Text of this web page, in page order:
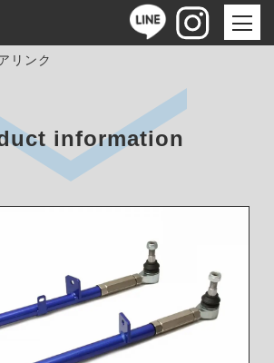
リンク
information